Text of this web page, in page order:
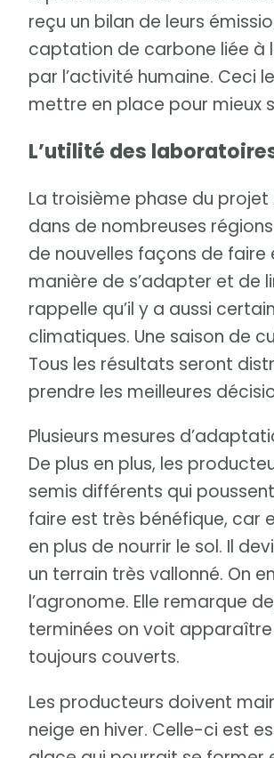
reçu un bilan de leurs
captation de carbone liée à
par l’activité humaine. Ceci
mettre en place pour mieux
L’utilité des
La troisième phase du
dans de nombreuses
de nouvelles façons de
manière de s’adapter et de
rappelle qu’il y a aussi
climatiques. Une saison de
Tous les résultats seront
prendre les meilleures
Plusieurs mesures
De plus en plus, les
semis différents qui
faire est très bénéfique, car
en plus de nourrir le sol. Il
un terrain très vallonné. On
l’agronome. Elle remarque
terminées on voit apparaître
toujours couverts.
Les producteurs doivent
neige en hiver. Celle-ci est